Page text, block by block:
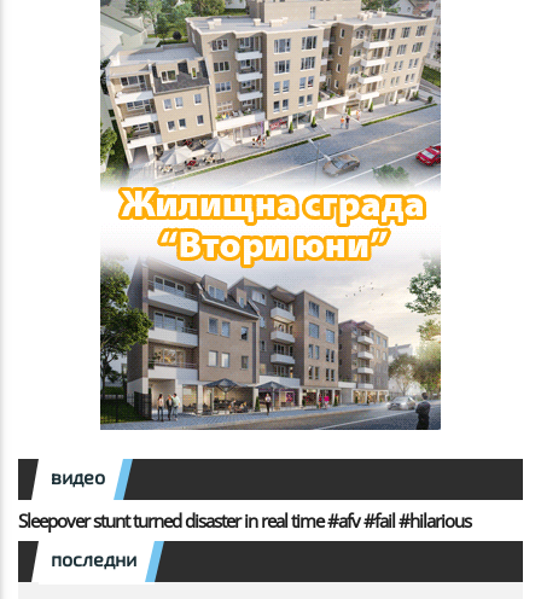
видео
Sleepover stunt turned disaster in real time #afv #fail #hilarious
последни